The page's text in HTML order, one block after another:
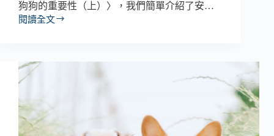
狗狗的重要性（上）〉，我們簡單介紹了安…
閱讀全文